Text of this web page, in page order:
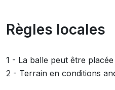
Règles locales
1 - La balle peut être
2 - Terrain en conditions